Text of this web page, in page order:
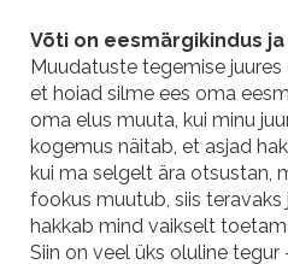
Võti on eesmärgikindus
Muudatuste tegemise juures
et hoiad silme ees oma
oma elus muuta, kui minu
kogemus näitab, et asjad
kui ma selgelt ära otsustan,
fookus muutub, siis
hakkab mind vaikselt
Siin on veel üks oluline tegur